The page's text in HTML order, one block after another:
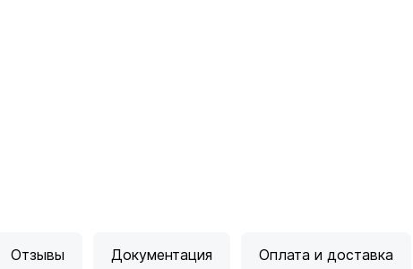
Отзывы Документация Оплата и доставка